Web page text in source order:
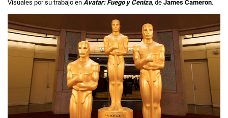
Visuales por su trabajo en Avatar: Fuego y Ceniza, de James Cameron.